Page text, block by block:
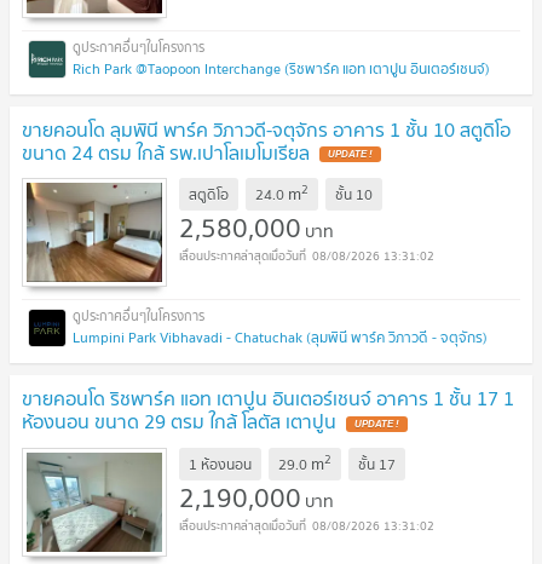
Rich Park @Taopoon Interchange (ริชพาร์ค แอท เตาปูน อินเตอร์เชนจ์)
ขายคอนโด ลุมพินี พาร์ค วิภาวดี-จตุจักร อาคาร 1 ชั้น 10 สตูดิโอ
ขนาด 24 ตรม ใกล้ รพ.เปาโลเมโมเรียล UPDATE !
สตูดิโอ 24.0 m2 ชั้น 10
2,580,000 บาท
08/08/2026 13:31:02
Lumpini Park Vibhavadi - Chatuchak (ลุมพินี พาร์ค วิภาวดี - จตุจักร)
ขายคอนโด ริชพาร์ค แอท เตาปูน อินเตอร์เชนจ์ อาคาร 1 ชั้น 17 1
ห้องนอน ขนาด 29 ตรม ใกล้ โลตัส เตาปูน UPDATE !
1 ห้องนอน 29.0 m2 ชั้น 17
2,190,000 บาท
08/08/2026 13:31:02